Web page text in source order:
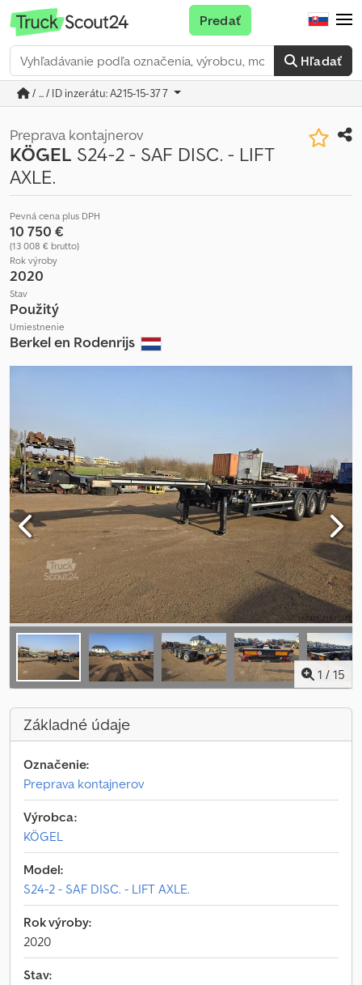
Hľadať
Predať
/ ... / ID inzerátu: A215-15-377
Preprava kontajnerov
KÖGEL S24-2 - SAF DISC. - LIFT
AXLE.
Pevná cena plus DPH
10 750 €
(13 008 € brutto)
Rok výroby
2020
Stav
Použitý
Umiestnenie
Berkel en Rodenrijs
1 / 15
Základné údaje
Označenie:
Preprava kontajnerov
Výrobca:
KÖGEL
Model:
S24-2 - SAF DISC. - LIFT AXLE.
Rok výroby:
2020
Stav: